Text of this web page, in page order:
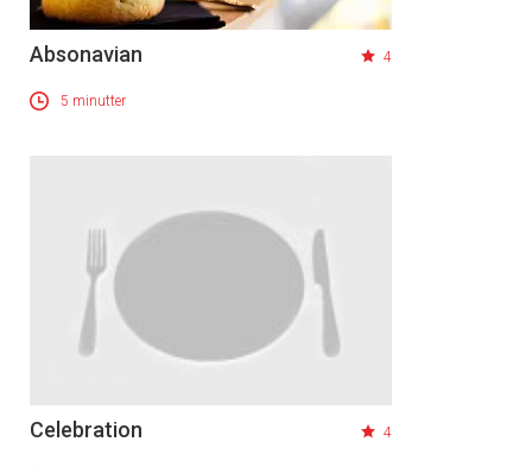
Absonavian 4
5 minutter
Celebration 4